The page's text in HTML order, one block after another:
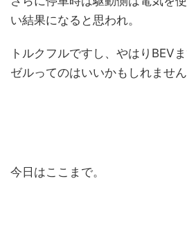
い結果になると思われ。
トルクフルですし、やはりBEV
ゼルってのはいいかもしれません
今日はここまで。